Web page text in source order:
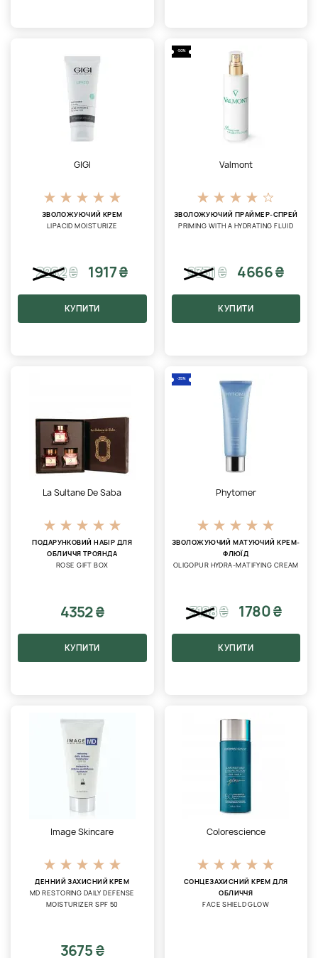
GIGI
ЗВОЛОЖУЮЧИЙ КРЕМ
LIPACID MOISTURIZE
2262₴ 1917 ₴
КУПИТИ
-50%
Valmont
ЗВОЛОЖУЮЧИЙ ПРАЙМЕР-СПРЕЙ
PRIMING WITH A HYDRATING FLUID
9331₴ 4666 ₴
КУПИТИ
La Sultane De Saba
ПОДАРУНКОВИЙ НАБІР ДЛЯ
ОБЛИЧЧЯ ТРОЯНДА
ROSE GIFT BOX
4352 ₴
КУПИТИ
-35%
Phytomer
ЗВОЛОЖУЮЧИЙ МАТУЮЧИЙ КРЕМ-
ФЛЮЇД
OLIGOPUR HYDRA-MATIFYING CREAM
3188₴ 1780 ₴
КУПИТИ
Image Skincare
ДЕННИЙ ЗАХИСНИЙ КРЕМ
MD RESTORING DAILY DEFENSE
MOISTURIZER SPF 50
3675 ₴
Colorescience
СОНЦЕЗАХИСНИЙ КРЕМ ДЛЯ
ОБЛИЧЧЯ
FACE SHIELD GLOW